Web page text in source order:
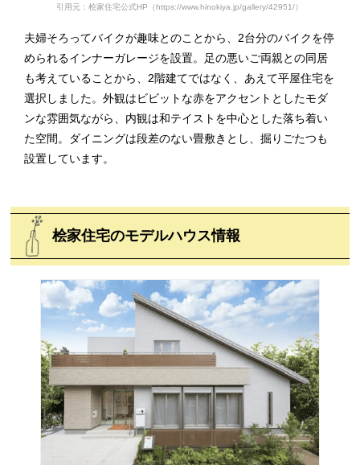
引用元：桧家住宅公式HP（https://www.hinokiya.jp/gallery/42951/）
夫婦そろってバイクが趣味とのことから、2台分のバイクを停
められるインナーガレージを設置。足の悪いご両親との同居
も考えていることから、2階建てではなく、あえて平屋住宅を
選択しました。外観はビビットな赤をアクセントとしたモダ
ンな雰囲気ながら、内観は和テイストを中心とした落ち着い
た空間。ダイニングは段差のない畳敷きとし、掘りごたつも
設置しています。
桧家住宅のモデルハウス情報